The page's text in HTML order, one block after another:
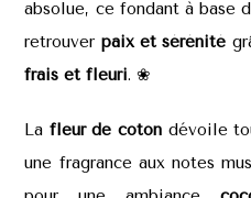
absolue, ce fondant à base
retrouver paix et sérénité
frais et fleuri. ❀
La fleur de cotondévoile
une fragrance aux notes